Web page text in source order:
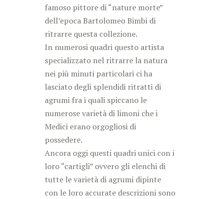
famoso pittore di “nature morte”
dell’epoca Bartolomeo Bimbi di
ritrarre questa collezione.
In numerosi quadri questo artista
specializzato nel ritrarre la natura
nei più minuti particolari ci ha
lasciato degli splendidi ritratti di
agrumi fra i quali spiccano le
numerose varietà di limoni che i
Medici erano orgogliosi di
possedere.
Ancora oggi questi quadri unici con i
loro “cartigli” ovvero gli elenchi di
tutte le varietà di agrumi dipinte
con le loro accurate descrizioni sono